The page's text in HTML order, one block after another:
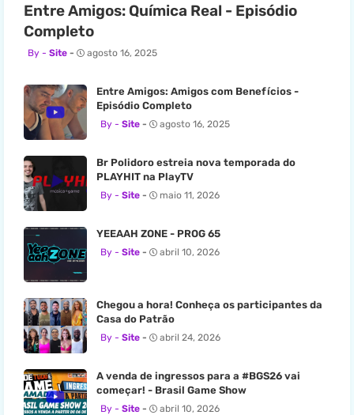
Entre Amigos: Química Real - Episódio
Completo
Site agosto 16, 2025
Entre Amigos: Amigos com Benefícios -
Episódio Completo
Site agosto 16, 2025
Br Polidoro estreia nova temporada do
PLAYHIT na PlayTV
Site maio 11, 2026
YEEAAH ZONE - PROG 65
Site abril 10, 2026
Chegou a hora! Conheça os participantes da
Casa do Patrão
Site abril 24, 2026
A venda de ingressos para a #BGS26 vai
começar! - Brasil Game Show
Site abril 10, 2026